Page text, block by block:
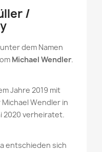
/
dem Namen
Michael Wendler.
Jahre 2019 mit
Wendler in
2020 verheiratet.
entschieden sich